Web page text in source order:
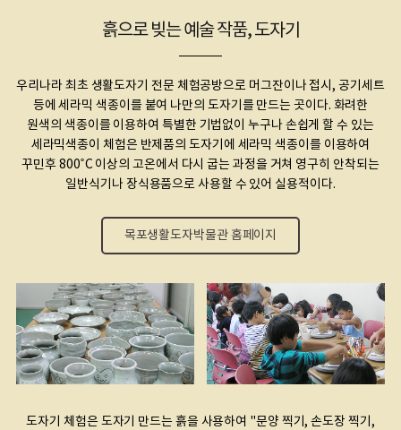
흙으로 빚는 예술 작품, 도자기
우리나라 최초 생활도자기 전문 체험공방으로 머그잔이나 접시, 공기세트
등에 세라믹 색종이를 붙여 나만의 도자기를 만드는 곳이다. 화려한
원색의 색종이를 이용하여 특별한 기법없이 누구나 손쉽게 할 수 있는
세라믹색종이 체험은 반제품의 도자기에 세라믹 색종이를 이용하여
꾸민후800˚C 이상의 고온에서 다시 굽는 과정을 거쳐 영구히 안착되는
일반식기나 장식용품으로 사용할 수 있어 실용적이다.
목포생활도자박물관 홈페이지
도자기 체험은 도자기 만드는 흙을 사용하여 "문양 찍기, 손도장 찍기,